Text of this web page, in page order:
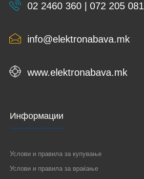
02 2460 360 | 072 205 081
info@elektronabava.mk
www.elektronabava.mk
Информации
Услови и правила за купување
Услови и правила за враќање